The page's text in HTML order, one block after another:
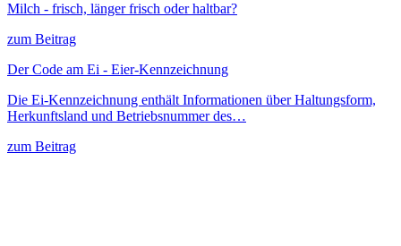
Milch - frisch, länger frisch oder haltbar?
zum Beitrag
Der Code am Ei - Eier-Kennzeichnung
Die Ei-Kennzeichnung enthält Informationen über Haltungsform,
Herkunftsland und Betriebsnummer des…
zum Beitrag